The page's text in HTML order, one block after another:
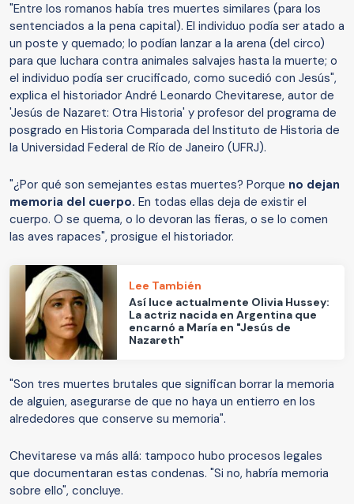
"Entre los romanos había tres muertes similares (para los
sentenciados a la pena capital). El individuo podía ser atado a
un poste y quemado; lo podían lanzar a la arena (del circo)
para que luchara contra animales salvajes hasta la muerte; o
el individuo podía ser crucificado, como sucedió con Jesús",
explica el historiador André Leonardo Chevitarese, autor de
'Jesús de Nazaret: Otra Historia' y profesor del programa de
posgrado en Historia Comparada del Instituto de Historia de
la Universidad Federal de Río de Janeiro (UFRJ).
"¿Por qué son semejantes estas muertes? Porque no dejan
memoria del cuerpo. En todas ellas deja de existir el
cuerpo. O se quema, o lo devoran las fieras, o se lo comen
las aves rapaces", prosigue el historiador.
Lee También
Así luce actualmente Olivia Hussey:
La actriz nacida en Argentina que
encarnó a María en "Jesús de
Nazareth"
"Son tres muertes brutales que significan borrar la memoria
de alguien, asegurarse de que no haya un entierro en los
alrededores que conserve su memoria".
Chevitarese va más allá: tampoco hubo procesos legales
que documentaran estas condenas. "Si no, habría memoria
sobre ello", concluye.